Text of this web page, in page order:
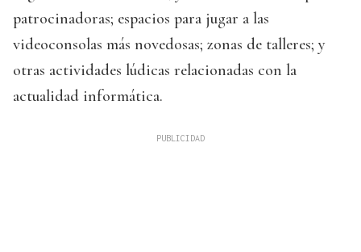
patrocinadoras; espacios para jugar a las
videoconsolas más novedosas; zonas de talleres; y
otras actividades lúdicas relacionadas con la
actualidad informática.